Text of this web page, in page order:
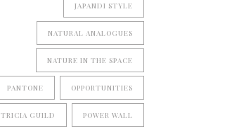
JAPANDI STYLE
NATURAL ANALOGUES
NATURE IN THE SPACE
OPPORTUNITIES
PANTONE
POWER WALL
TRICIA GUILD